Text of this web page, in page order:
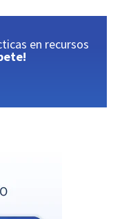
en recursos